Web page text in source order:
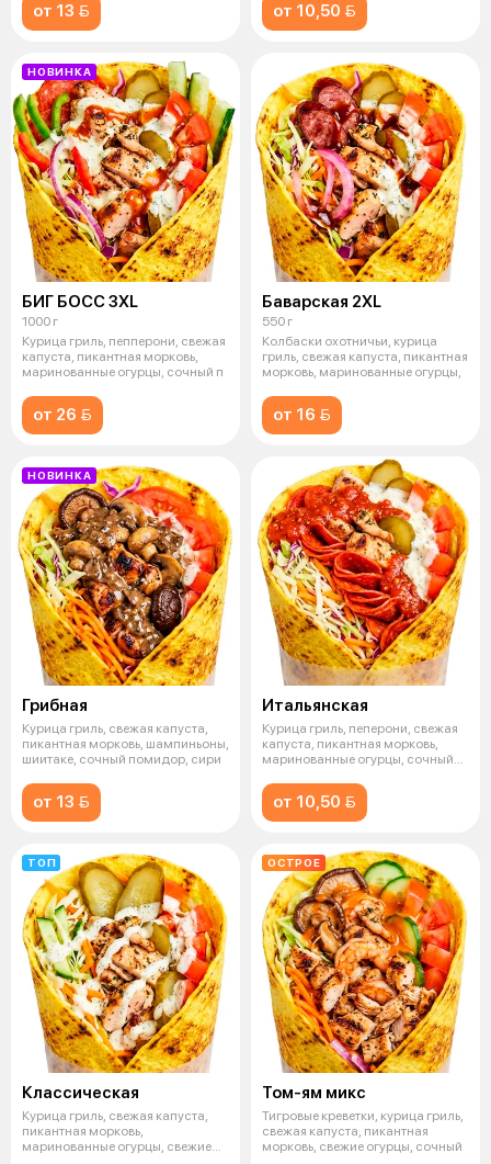
от 13  от 10,50 
НОВИНКА
БИГ БОСС 3XL
1000 г
Курица гриль, пепперони, свежая
капуста, пикантная морковь,
маринованные огурцы, сочный п
от 26 
Баварская 2XL
550 г
Колбаски охотничьи, курица
гриль, свежая капуста, пикантная
морковь, маринованные огурцы,
от 16 
НОВИНКА
Грибная
Курица гриль, свежая капуста,
пикантная морковь, шампиньоны,
шиитаке, сочный помидор, сири
от 13 
Итальянская
Курица гриль, пеперони, свежая
капуста, пикантная морковь,
маринованные огурцы, сочный
от 10,50 
ТОП
Классическая
Курица гриль, свежая капуста,
пикантная морковь,
маринованные огурцы, свежие
ОСТРОЕ
Том-ям микс
Тигровые креветки, курица гриль,
свежая капуста, пикантная
морковь, свежие огурцы, сочный